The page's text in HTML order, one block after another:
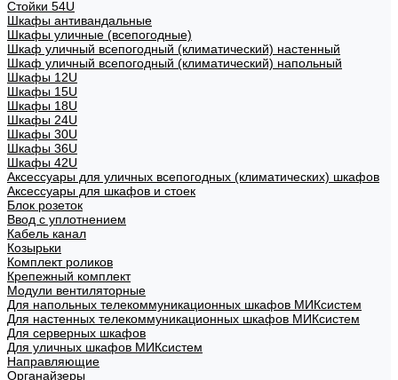
Стойки 54U
Шкафы антивандальные
Шкафы уличные (всепогодные)
Шкаф уличный всепогодный (климатический) настенный
Шкаф уличный всепогодный (климатический) напольный
Шкафы 12U
Шкафы 15U
Шкафы 18U
Шкафы 24U
Шкафы 30U
Шкафы 36U
Шкафы 42U
Аксессуары для уличных всепогодных (климатических) шкафов
Аксессуары для шкафов и стоек
Блок розеток
Ввод с уплотнением
Кабель канал
Козырьки
Комплект роликов
Крепежный комплект
Модули вентиляторные
Для напольных телекоммуникационных шкафов МИКсистем
Для настенных телекоммуникационных шкафов МИКсистем
Для серверных шкафов
Для уличных шкафов МИКсистем
Направляющие
Органайзеры